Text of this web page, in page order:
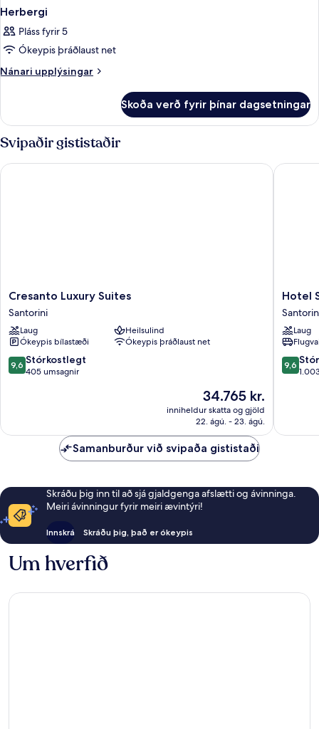
Herbergi
Pláss fyrir 5
Ókeypis þráðlaust net
Nánari upplýsingar
Nánari
Skoða verð fyrir þínar dagsetningar
Svipaðir gististaðir
Cresanto
Luxury
Suites
Santorini
Cresanto Luxury Suites
Santorini
Laug
Heilsulind
Ókeypis bílastæði
Ókeypis þráðlaust net
9.6
af
9,6 Stórkostlegt
405 umsagnir
Verðið
er
34.765 kr.
34.765 kr.
inniheldur skatta og gjöld
22. ágú. - 23. ágú.
Cresanto Luxury Suites
Hotel
Sunny
Villas
Hotel
Laug
9.6
af
9,6
Hotel
Samanburður við svipaða gististaði
Skráðu þig inn til að sjá gjaldgenga afslætti og ávinninga.
Meiri ávinningur fyrir meiri ævintýri!
Innskrá Skráðu þig, það er ókeypis
Um hverfið